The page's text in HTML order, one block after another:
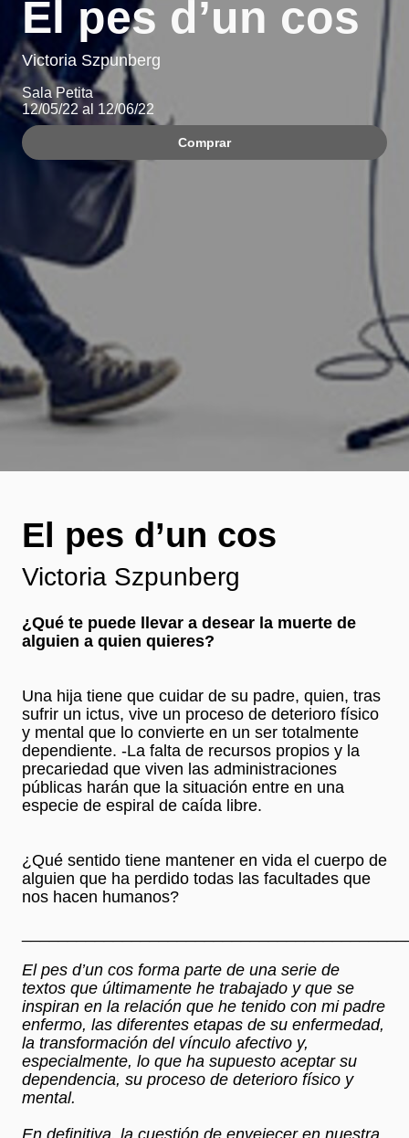
El pes d’un cos
Victoria Szpunberg
Sala Petita
12/05/22 al 12/06/22
Comprar
El pes d’un cos
Victoria Szpunberg
¿Qué te puede llevar a desear la muerte de
alguien a quien quieres?
Una hija tiene que cuidar de su padre, quien, tras
sufrir un ictus, vive un proceso de deterioro físico
y mental que lo convierte en un ser totalmente
dependiente. -La falta de recursos propios y la
precariedad que viven las administraciones
públicas harán que la situación entre en una
especie de espiral de caída libre.
¿Qué sentido tiene mantener en vida el cuerpo de
alguien que ha perdido todas las facultades que
nos hacen humanos?
El pes d’un cos forma parte de una serie de
textos que últimamente he trabajado y que se
inspiran en la relación que he tenido con mi padre
enfermo, las diferentes etapas de su enfermedad,
la transformación del vínculo afectivo y,
especialmente, lo que ha supuesto aceptar su
dependencia, su proceso de deterioro físico y
mental.
En definitiva, la cuestión de envejecer en nuestra